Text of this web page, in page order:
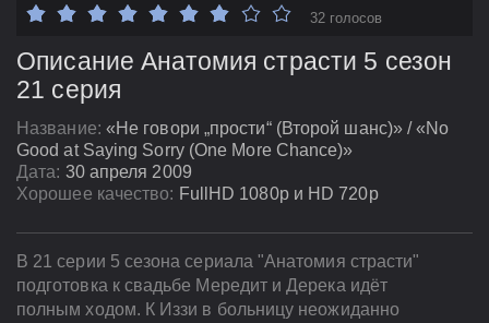
Описание Анатомия страсти 5 сезон
21 серия
Название: «Не говори „прости“ (Второй шанс)» / «No
Good at Saying Sorry (One More Chance)»
Дата: 30 апреля 2009
Хорошее качество: FullHD 1080p и HD 720p
32 голосов
В 21 серии 5 сезона сериала "Анатомия страсти"
подготовка к свадьбе Мередит и Дерека идёт
полным ходом. К Иззи в больницу неожиданно